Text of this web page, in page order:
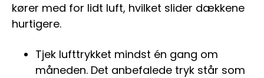
kører med for lidt luft, hvilket slider dækkene
hurtigere.
Tjek lufttrykket mindst én gang om
måneden. Det anbefalede tryk står som